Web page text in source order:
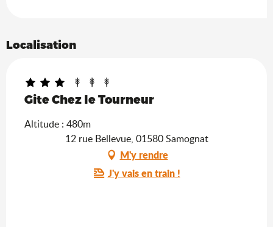
Localisation
Gite Chez le Tourneur
Altitude : 480m
12 rue Bellevue, 01580 Samognat
M'y rendre
J'y vais en train !